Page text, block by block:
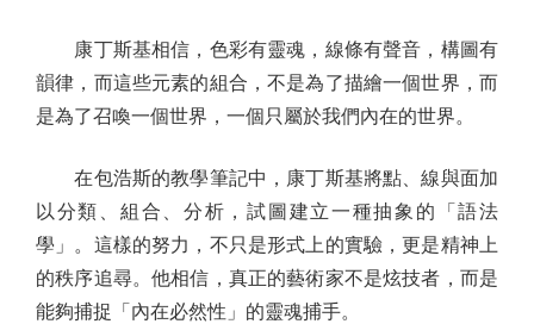
康丁斯基相信，色彩有靈魂，線條有聲音，構圖有
韻律，而這些元素的組合，不是為了描繪一個世界，而
是為了召喚一個世界，一個只屬於我們內在的世界。
在包浩斯的教學筆記中，康丁斯基將點、線與面加
以分類、組合、分析，試圖建立一種抽象的「語法
學」。這樣的努力，不只是形式上的實驗，更是精神上
的秩序追尋。他相信，真正的藝術家不是炫技者，而是
能夠捕捉「內在必然性」的靈魂捕手。